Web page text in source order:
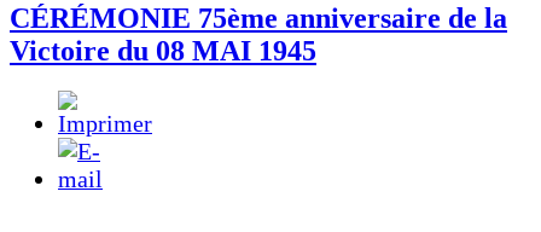
CÉRÉMONIE 75ème anniversaire de la
Victoire du 08 MAI 1945